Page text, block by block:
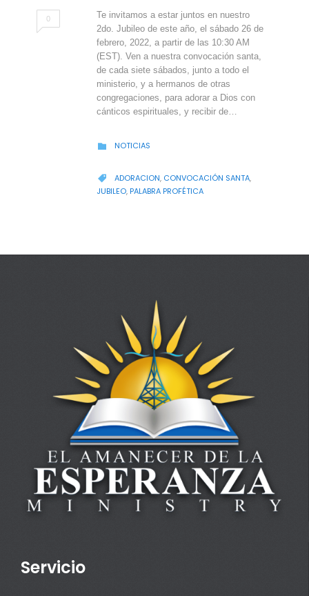
0
Te invitamos a estar juntos en nuestro
2do. Jubileo de este año, el sábado 26 de
febrero, 2022, a partir de las 10:30 AM
(EST). Ven a nuestra convocación santa,
de cada siete sábados, junto a todo el
ministerio, y a hermanos de otras
congregaciones, para adorar a Dios con
cánticos espirituales, y recibir de…
 CATEGORY
NOTICIAS
 CATEGORY
ADORACION, CONVOCACIÓN SANTA,
JUBILEO, PALABRA PROFÉTICA
Servicio